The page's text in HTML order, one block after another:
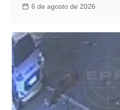
6 de agosto de 2026